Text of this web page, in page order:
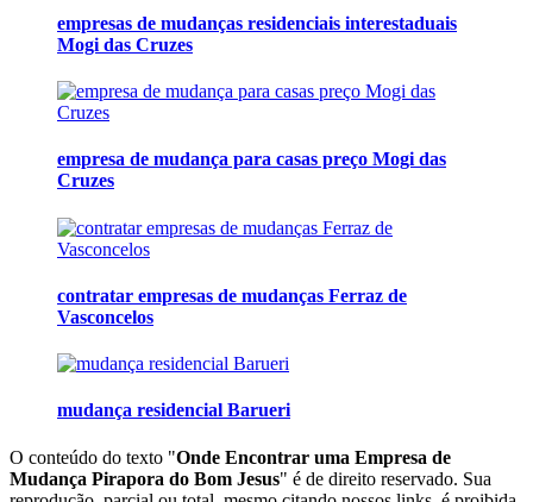
empresas de mudanças residenciais interestaduais
Mogi das Cruzes
empresa de mudança para casas preço Mogi das
Cruzes
contratar empresas de mudanças Ferraz de
Vasconcelos
mudança residencial Barueri
O conteúdo do texto "Onde Encontrar uma Empresa de
Mudança Pirapora do Bom Jesus" é de direito reservado. Sua